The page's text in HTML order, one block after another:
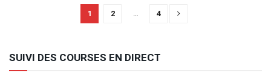
1 2 … 4
SUIVI DES COURSES EN DIRECT